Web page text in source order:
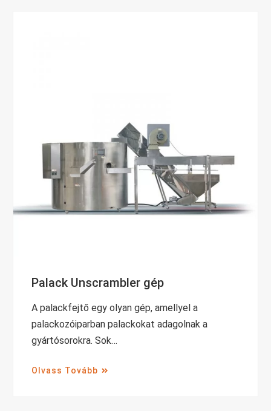
Palack Unscrambler gép
A palackfejtő egy olyan gép, amellyel a
palackozóiparban palackokat adagolnak a
gyártósorokra. Sok…
Olvass Tovább